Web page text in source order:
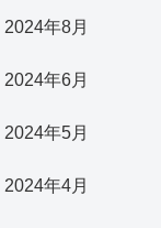
2024年8月
2024年6月
2024年5月
2024年4月